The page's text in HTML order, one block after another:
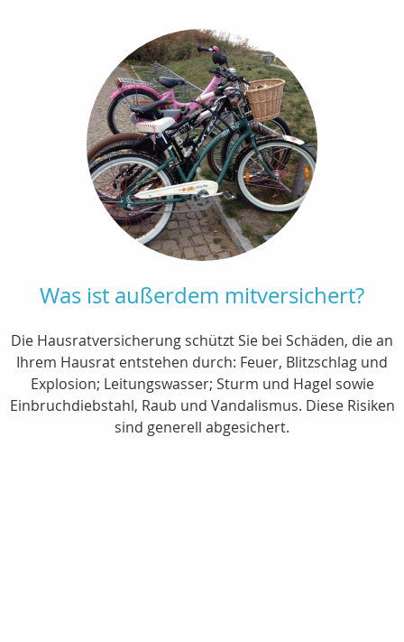
Was ist außerdem mitversichert?
Die Hausratversicherung schützt Sie bei Schäden, die an
Ihrem Hausrat entstehen durch: Feuer, Blitzschlag und
Explosion; Leitungswasser; Sturm und Hagel sowie
Einbruchdiebstahl, Raub und Vandalismus. Diese Risiken
sind generell abgesichert.